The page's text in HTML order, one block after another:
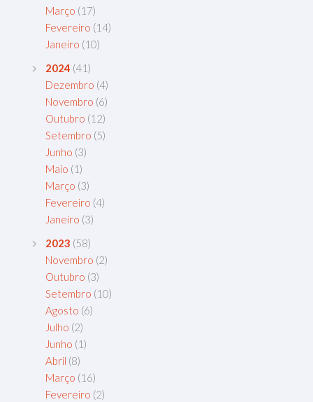
Março (17)
Fevereiro (14)
Janeiro (10)
2024 (41)
Dezembro (4)
Novembro (6)
Outubro (12)
Setembro (5)
Junho (3)
Maio (1)
Março (3)
Fevereiro (4)
Janeiro (3)
2023 (58)
Novembro (2)
Outubro (3)
Setembro (10)
Agosto (6)
Julho (2)
Junho (1)
Abril (8)
Março (16)
Fevereiro (2)